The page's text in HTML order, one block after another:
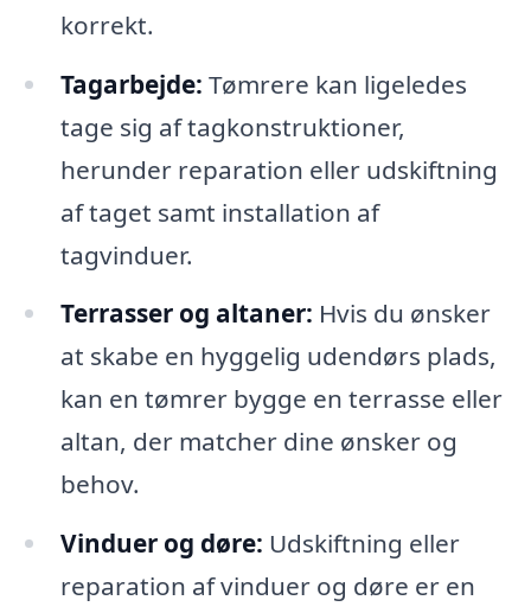
korrekt.
Tagarbejde: Tømrere kan ligeledes
tage sig af tagkonstruktioner,
herunder reparation eller udskiftning
af taget samt installation af
tagvinduer.
Terrasser og altaner: Hvis du ønsker
at skabe en hyggelig udendørs plads,
kan en tømrer bygge en terrasse eller
altan, der matcher dine ønsker og
behov.
Vinduer og døre: Udskiftning eller
reparation af vinduer og døre er en